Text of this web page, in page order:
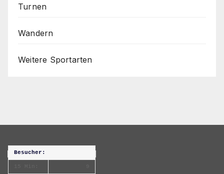
Turnen
Wandern
Weitere Sportarten
Besucher: